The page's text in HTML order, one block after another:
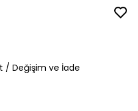
/ Değişim ve İade